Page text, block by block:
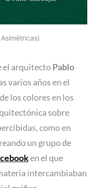
el arquitectoPablo
varios años en el
los colores en los
sobre
como en
un grupo de
en el que
intercambiaban